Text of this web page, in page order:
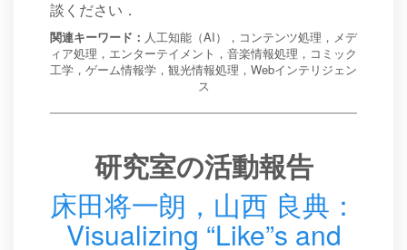
談ください．
関連キーワード： 人工知能（AI），コンテンツ処理，メデ
ィア処理，エンターテイメント，音楽情報処理，コミック
工学，ゲーム情報学，観光情報処理，Webインテリジェン
ス
研究室の活動報告
床田将一朗，山西 良典：
Visualizing “Like”s and